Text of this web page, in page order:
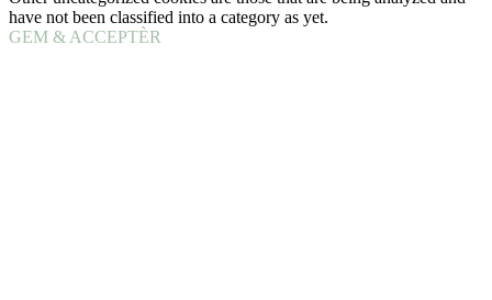
have not been classified into a category as yet.
GEM & ACCEPTÈR